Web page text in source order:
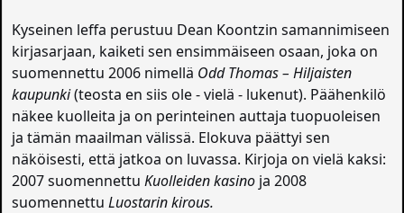
Kyseinen leffa perustuu Dean Koontzin samannimiseen
kirjasarjaan, kaiketi sen ensimmäiseen osaan, joka on
suomennettu 2006 nimellä Odd Thomas – Hiljaisten
kaupunki(teosta en siis ole - vielä - lukenut). Päähenkilö
näkee kuolleita ja on perinteinen auttaja tuopuoleisen
ja tämän maailman välissä. Elokuva päättyi sen
näköisesti, että jatkoa on luvassa. Kirjoja on vielä kaksi:
2007 suomennettuKuolleiden kasino ja 2008
suomennettuLuostarin kirous.